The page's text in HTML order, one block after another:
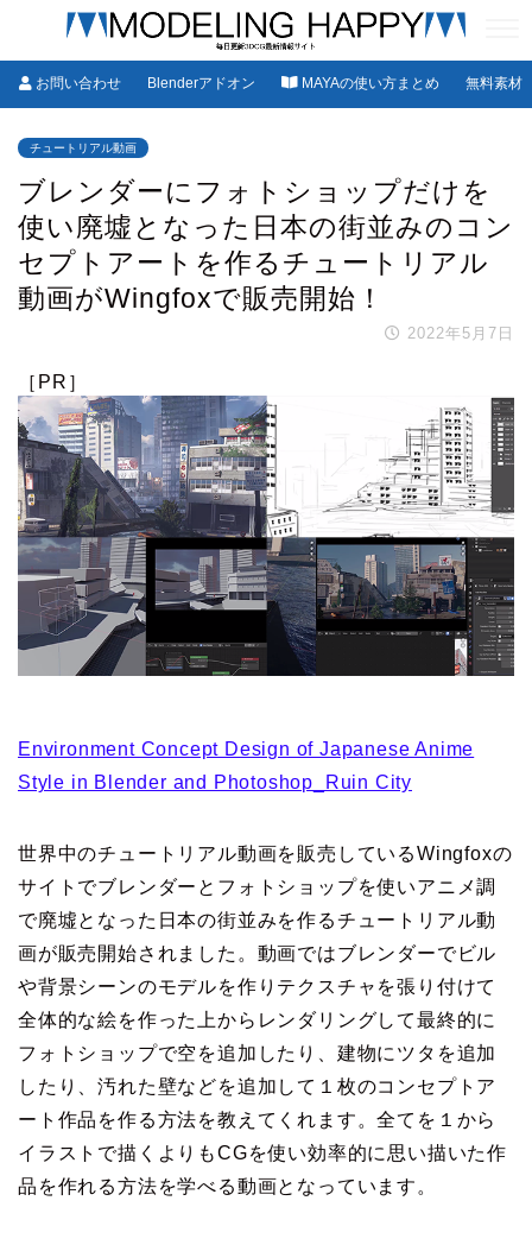
お問い合わせ Blenderアドオン MAYAの使い方まとめ 無料素材
チュートリアル動画
ブレンダーにフォトショップだけを
使い廃墟となった日本の街並みのコン
セプトアートを作るチュートリアル
動画がWingfoxで販売開始！
2022年5月7日
［PR］
Environment Concept Design of Japanese Anime
Style in Blender and Photoshop_Ruin City
世界中のチュートリアル動画を販売しているWingfoxの
サイトでブレンダーとフォトショップを使いアニメ調
で廃墟となった日本の街並みを作るチュートリアル動
画が販売開始されました。動画ではブレンダーでビル
や背景シーンのモデルを作りテクスチャを張り付けて
全体的な絵を作った上からレンダリングして最終的に
フォトショップで空を追加したり、建物にツタを追加
したり、汚れた壁などを追加して１枚のコンセプトア
ート作品を作る方法を教えてくれます。全てを１から
イラストで描くよりもCGを使い効率的に思い描いた作
品を作れる方法を学べる動画となっています。